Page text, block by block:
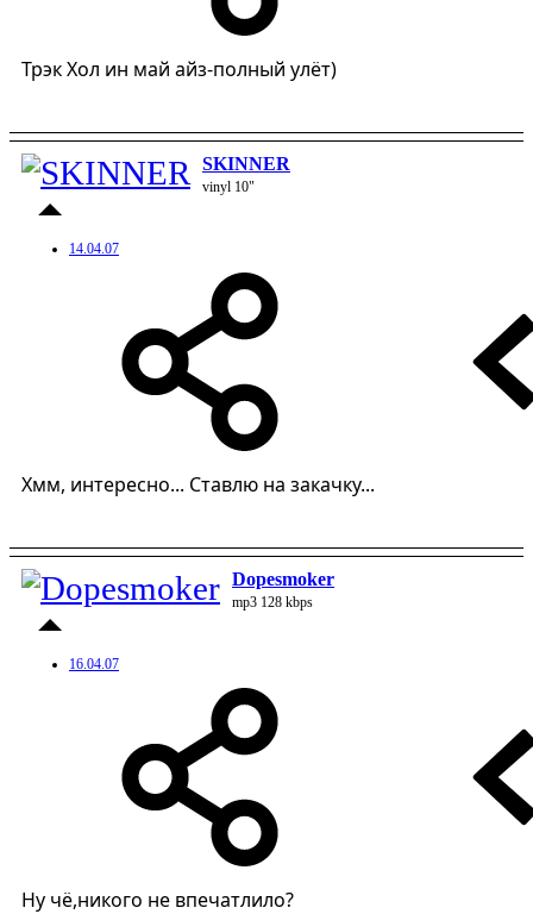
Трэк Хол ин май айз-полный улёт)
SKINNER
vinyl 10"
14.04.07
Хмм, интересно... Ставлю на закачку...
Dopesmoker
mp3 128 kbps
16.04.07
Ну чё,никого не впечатлило?